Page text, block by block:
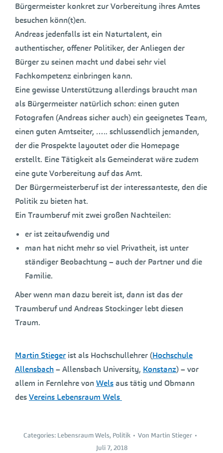
Bürgermeister konkret zur Vorbereitung ihres Amtes
besuchen könn(t)en.
Andreas jedenfalls ist ein Naturtalent, ein
authentischer, offener Politiker, der Anliegen der
Bürger zu seinen macht und dabei sehr viel
Fachkompetenz einbringen kann.
Eine gewisse Unterstützung allerdings braucht man
als Bürgermeister natürlich schon: einen guten
Fotografen (Andreas sicher auch) ein geeignetes Team,
einen guten Amtseiter, ….. schlussendlich jemanden,
der die Prospekte layoutet oder die Homepage
erstellt. Eine Tätigkeit als Gemeinderat wäre zudem
eine gute Vorbereitung auf das Amt.
Der Bürgermeisterberuf ist der interessanteste, den die
Politik zu bieten hat.
Ein Traumberuf mit zwei großen Nachteilen:
er ist zeitaufwendig und
man hat nicht mehr so viel Privatheit, ist unter
ständiger Beobachtung – auch der Partner und die
Familie.
Aber wenn man dazu bereit ist, dann ist das der
Traumberuf und Andreas Stockinger lebt diesen
Traum.
Martin Stieger ist als Hochschullehrer (Hochschule
Allensbach– Allensbach University, Konstanz) – vor
allem in Fernlehre von Welsaus tätig und Obmann
desVereins Lebensraum Wels
Categories: Lebensraum Wels, Politik Von Martin Stieger
Juli 7, 2018